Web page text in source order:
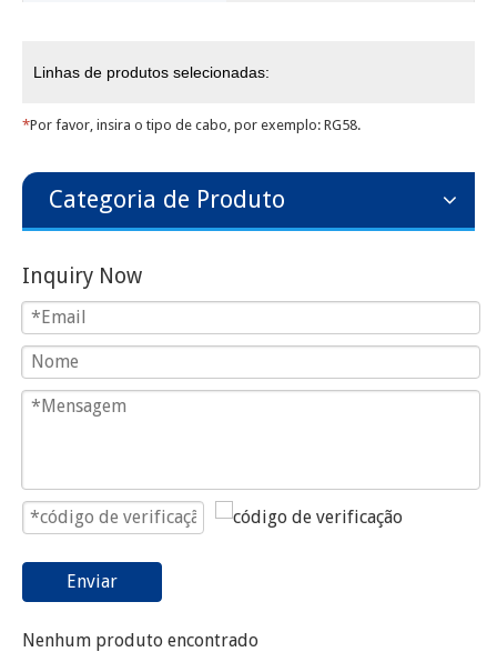
Linhas de produtos selecionadas:
*Por favor, insira o tipo de cabo, por exemplo: RG58.
Categoria de Produto
Inquiry Now
Enviar
Nenhum produto encontrado